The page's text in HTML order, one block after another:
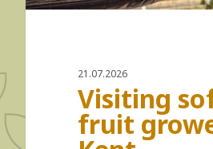
21.07.2026
Visiting
fruit